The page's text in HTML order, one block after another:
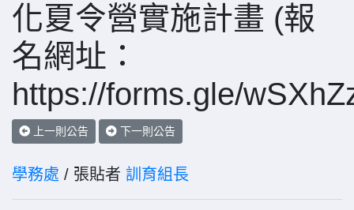
化夏令營實施計畫 (報
名網址：
https://forms.gle/
上一則公告 下一則公告
學務處 / 張貼者 訓育組長